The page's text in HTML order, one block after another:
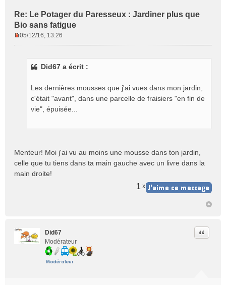
Re: Le Potager du Paresseux : Jardiner plus que
Bio sans fatigue
05/12/16, 13:26
Did67 a écrit :
Les dernières mousses que j'ai vues dans mon jardin,
c'était "avant", dans une parcelle de fraisiers "en fin de
vie", épuisée...
Menteur! Moi j'ai vu au moins une mousse dans ton jardin,
celle que tu tiens dans ta main gauche avec un livre dans la
main droite!
1 x
Did67
Modérateur
Citer